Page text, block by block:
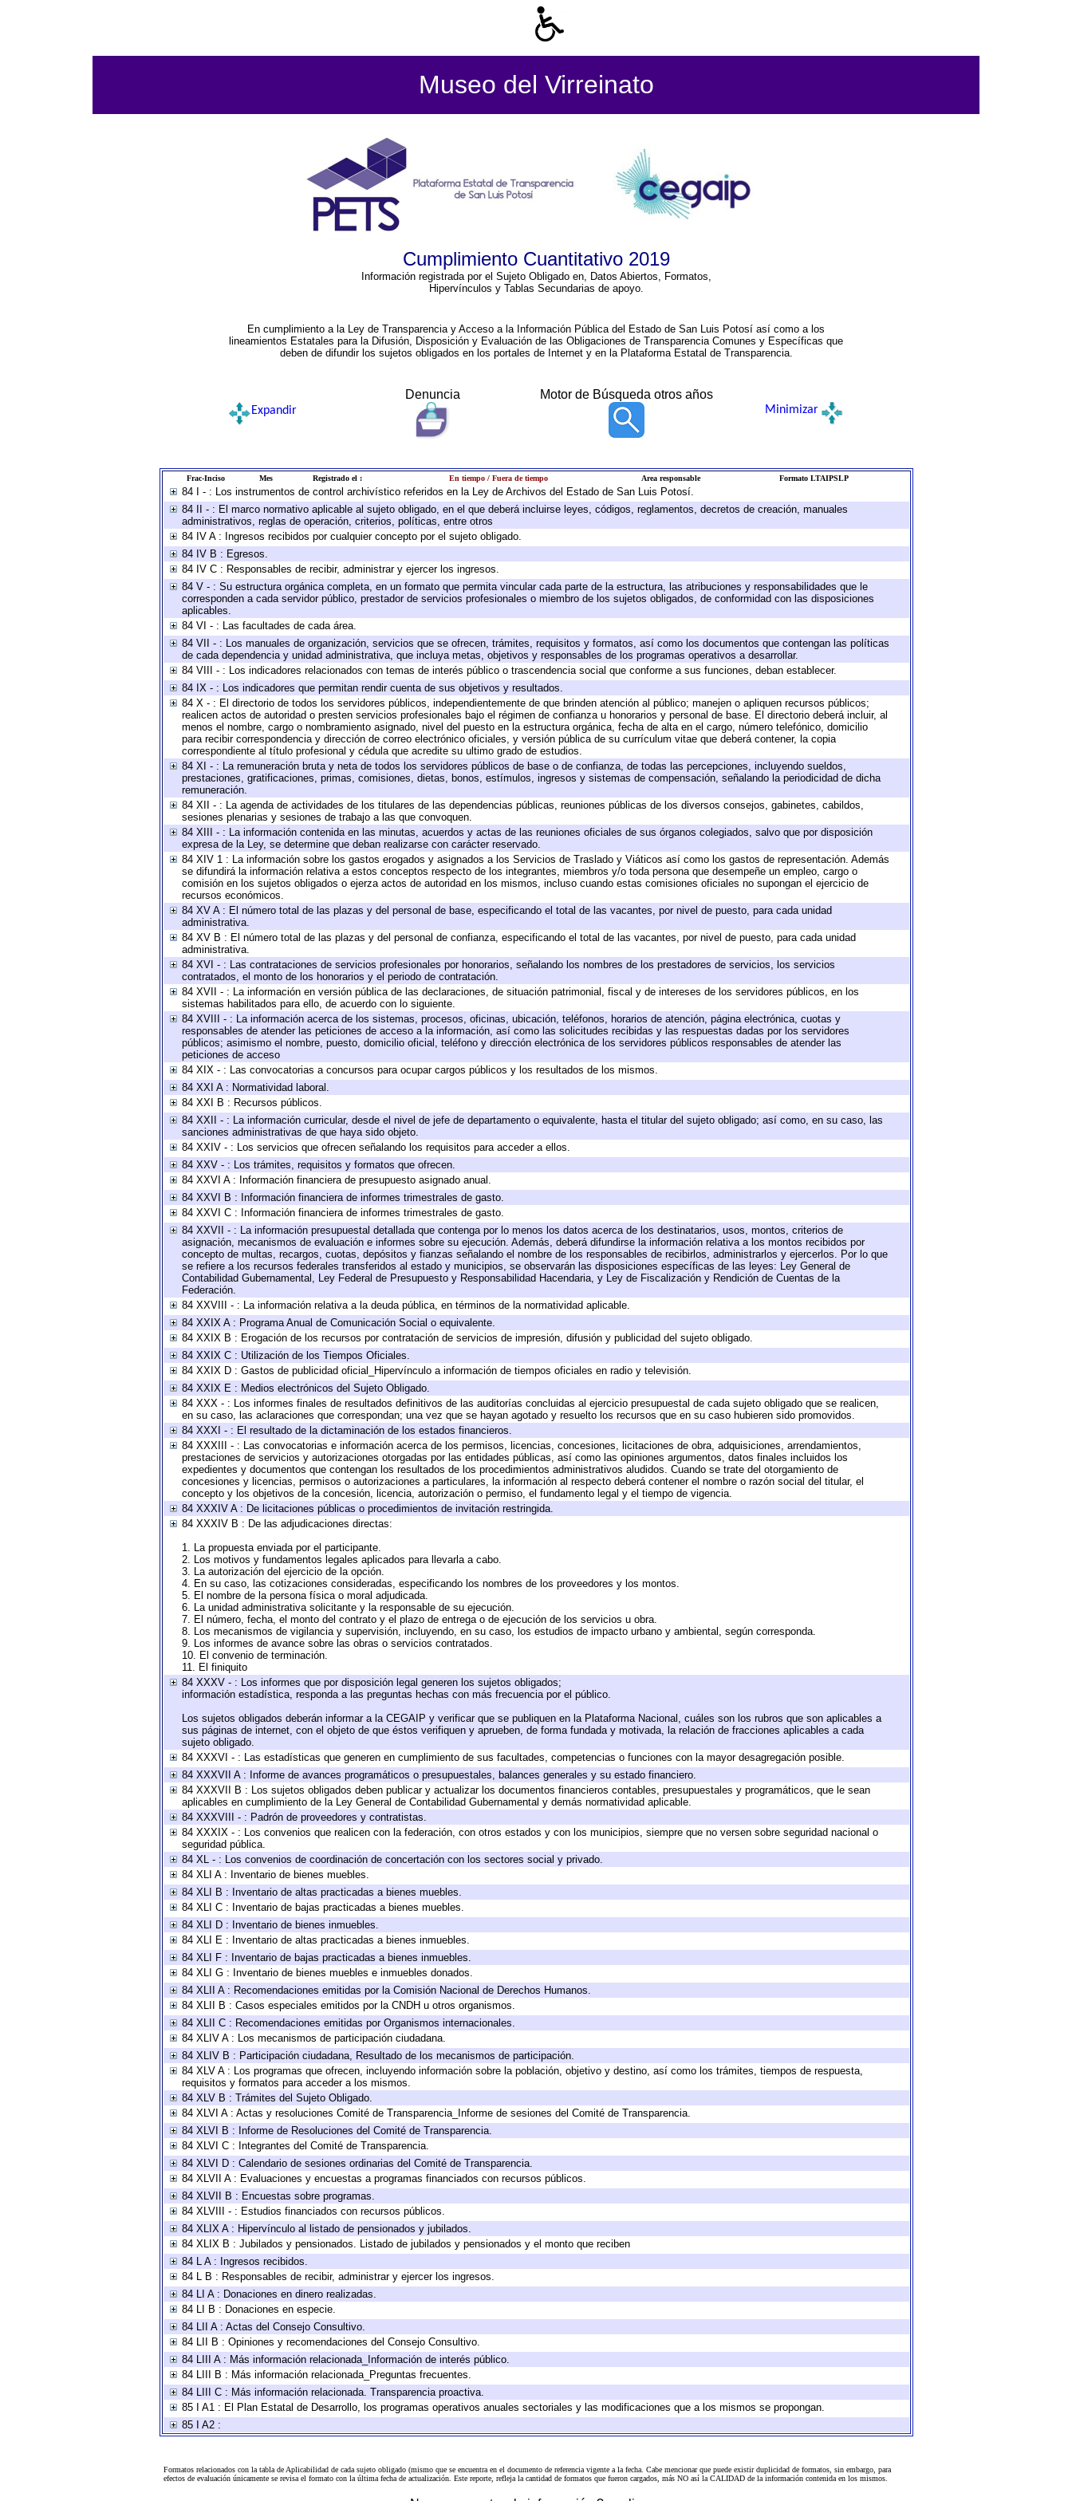
Museo del Virreinato
Cumplimiento Cuantitativo 2019
Información registrada por el Sujeto Obligado en, Datos Abiertos, Formatos,
Hipervínculos y Tablas Secundarias de apoyo.
En cumplimiento a la Ley de Transparencia y Acceso a la Información Pública del Estado de San Luis Potosí así como a los
lineamientos Estatales para la Difusión, Disposición y Evaluación de las Obligaciones de Transparencia Comunes y Específicas que
deben de difundir los sujetos obligados en los portales de Internet y en la Plataforma Estatal de Transparencia.
Denuncia Motor de Búsqueda otros años
Expandir Minimizar
Frac-Inciso Mes Registrado el : En tiempo / Fuera de tiempo Area responsable Formato LTAIPSLP
84 I - : Los instrumentos de control archivístico referidos en la Ley de Archivos del Estado de San Luis Potosí.
84 II - : El marco normativo aplicable al sujeto obligado, en el que deberá incluirse leyes, códigos, reglamentos, decretos de creación, manuales
administrativos, reglas de operación, criterios, políticas, entre otros
84 IV A : Ingresos recibidos por cualquier concepto por el sujeto obligado.
84 IV B : Egresos.
84 IV C : Responsables de recibir, administrar y ejercer los ingresos.
84 V - : Su estructura orgánica completa, en un formato que permita vincular cada parte de la estructura, las atribuciones y responsabilidades que le
corresponden a cada servidor público, prestador de servicios profesionales o miembro de los sujetos obligados, de conformidad con las disposiciones
aplicables.
84 VI - : Las facultades de cada área.
84 VII - : Los manuales de organización, servicios que se ofrecen, trámites, requisitos y formatos, así como los documentos que contengan las políticas
de cada dependencia y unidad administrativa, que incluya metas, objetivos y responsables de los programas operativos a desarrollar.
84 VIII - : Los indicadores relacionados con temas de interés público o trascendencia social que conforme a sus funciones, deban establecer.
84 IX - : Los indicadores que permitan rendir cuenta de sus objetivos y resultados.
84 X - : El directorio de todos los servidores públicos, independientemente de que brinden atención al público; manejen o apliquen recursos públicos;
realicen actos de autoridad o presten servicios profesionales bajo el régimen de confianza u honorarios y personal de base. El directorio deberá incluir, al
menos el nombre, cargo o nombramiento asignado, nivel del puesto en la estructura orgánica, fecha de alta en el cargo, número telefónico, domicilio
para recibir correspondencia y dirección de correo electrónico oficiales, y versión pública de su currículum vitae que deberá contener, la copia
correspondiente al título profesional y cédula que acredite su ultimo grado de estudios.
84 XI - : La remuneración bruta y neta de todos los servidores públicos de base o de confianza, de todas las percepciones, incluyendo sueldos,
prestaciones, gratificaciones, primas, comisiones, dietas, bonos, estímulos, ingresos y sistemas de compensación, señalando la periodicidad de dicha
remuneración.
84 XII - : La agenda de actividades de los titulares de las dependencias públicas, reuniones públicas de los diversos consejos, gabinetes, cabildos,
sesiones plenarias y sesiones de trabajo a las que convoquen.
84 XIII - : La información contenida en las minutas, acuerdos y actas de las reuniones oficiales de sus órganos colegiados, salvo que por disposición
expresa de la Ley, se determine que deban realizarse con carácter reservado.
84 XIV 1 : La información sobre los gastos erogados y asignados a los Servicios de Traslado y Viáticos así como los gastos de representación. Además
se difundirá la información relativa a estos conceptos respecto de los integrantes, miembros y/o toda persona que desempeñe un empleo, cargo o
comisión en los sujetos obligados o ejerza actos de autoridad en los mismos, incluso cuando estas comisiones oficiales no supongan el ejercicio de
recursos económicos.
84 XV A : El número total de las plazas y del personal de base, especificando el total de las vacantes, por nivel de puesto, para cada unidad
administrativa.
84 XV B : El número total de las plazas y del personal de confianza, especificando el total de las vacantes, por nivel de puesto, para cada unidad
administrativa.
84 XVI - : Las contrataciones de servicios profesionales por honorarios, señalando los nombres de los prestadores de servicios, los servicios
contratados, el monto de los honorarios y el periodo de contratación.
84 XVII - : La información en versión pública de las declaraciones, de situación patrimonial, fiscal y de intereses de los servidores públicos, en los
sistemas habilitados para ello, de acuerdo con lo siguiente.
84 XVIII - : La información acerca de los sistemas, procesos, oficinas, ubicación, teléfonos, horarios de atención, página electrónica, cuotas y
responsables de atender las peticiones de acceso a la información, así como las solicitudes recibidas y las respuestas dadas por los servidores
públicos; asimismo el nombre, puesto, domicilio oficial, teléfono y dirección electrónica de los servidores públicos responsables de atender las
peticiones de acceso
84 XIX - : Las convocatorias a concursos para ocupar cargos públicos y los resultados de los mismos.
84 XXI A : Normatividad laboral.
84 XXI B : Recursos públicos.
84 XXII - : La información curricular, desde el nivel de jefe de departamento o equivalente, hasta el titular del sujeto obligado; así como, en su caso, las
sanciones administrativas de que haya sido objeto.
84 XXIV - : Los servicios que ofrecen señalando los requisitos para acceder a ellos.
84 XXV - : Los trámites, requisitos y formatos que ofrecen.
84 XXVI A : Información financiera de presupuesto asignado anual.
84 XXVI B : Información financiera de informes trimestrales de gasto.
84 XXVI C : Información financiera de informes trimestrales de gasto.
84 XXVII - : La información presupuestal detallada que contenga por lo menos los datos acerca de los destinatarios, usos, montos, criterios de
asignación, mecanismos de evaluación e informes sobre su ejecución. Además, deberá difundirse la información relativa a los montos recibidos por
concepto de multas, recargos, cuotas, depósitos y fianzas señalando el nombre de los responsables de recibirlos, administrarlos y ejercerlos. Por lo que
se refiere a los recursos federales transferidos al estado y municipios, se observarán las disposiciones específicas de las leyes: Ley General de
Contabilidad Gubernamental, Ley Federal de Presupuesto y Responsabilidad Hacendaria, y Ley de Fiscalización y Rendición de Cuentas de la
Federación.
84 XXVIII - : La información relativa a la deuda pública, en términos de la normatividad aplicable.
84 XXIX A : Programa Anual de Comunicación Social o equivalente.
84 XXIX B : Erogación de los recursos por contratación de servicios de impresión, difusión y publicidad del sujeto obligado.
84 XXIX C : Utilización de los Tiempos Oficiales.
84 XXIX D : Gastos de publicidad oficial_Hipervínculo a información de tiempos oficiales en radio y televisión.
84 XXIX E : Medios electrónicos del Sujeto Obligado.
84 XXX - : Los informes finales de resultados definitivos de las auditorías concluidas al ejercicio presupuestal de cada sujeto obligado que se realicen,
en su caso, las aclaraciones que correspondan; una vez que se hayan agotado y resuelto los recursos que en su caso hubieren sido promovidos.
84 XXXI - : El resultado de la dictaminación de los estados financieros.
84 XXXIII - : Las convocatorias e información acerca de los permisos, licencias, concesiones, licitaciones de obra, adquisiciones, arrendamientos,
prestaciones de servicios y autorizaciones otorgadas por las entidades públicas, así como las opiniones argumentos, datos finales incluidos los
expedientes y documentos que contengan los resultados de los procedimientos administrativos aludidos. Cuando se trate del otorgamiento de
concesiones y licencias, permisos o autorizaciones a particulares, la información al respecto deberá contener el nombre o razón social del titular, el
concepto y los objetivos de la concesión, licencia, autorización o permiso, el fundamento legal y el tiempo de vigencia.
84 XXXIV A : De licitaciones públicas o procedimientos de invitación restringida.
84 XXXIV B : De las adjudicaciones directas:
1. La propuesta enviada por el participante.
2. Los motivos y fundamentos legales aplicados para llevarla a cabo.
3. La autorización del ejercicio de la opción.
4. En su caso, las cotizaciones consideradas, especificando los nombres de los proveedores y los montos.
5. El nombre de la persona física o moral adjudicada.
6. La unidad administrativa solicitante y la responsable de su ejecución.
7. El número, fecha, el monto del contrato y el plazo de entrega o de ejecución de los servicios u obra.
8. Los mecanismos de vigilancia y supervisión, incluyendo, en su caso, los estudios de impacto urbano y ambiental, según corresponda.
9. Los informes de avance sobre las obras o servicios contratados.
10. El convenio de terminación.
11. El finiquito
84 XXXV - : Los informes que por disposición legal generen los sujetos obligados;
información estadística, responda a las preguntas hechas con más frecuencia por el público.
Los sujetos obligados deberán informar a la CEGAIP y verificar que se publiquen en la Plataforma Nacional, cuáles son los rubros que son aplicables a
sus páginas de internet, con el objeto de que éstos verifiquen y aprueben, de forma fundada y motivada, la relación de fracciones aplicables a cada
sujeto obligado.
84 XXXVI - : Las estadísticas que generen en cumplimiento de sus facultades, competencias o funciones con la mayor desagregación posible.
84 XXXVII A : Informe de avances programáticos o presupuestales, balances generales y su estado financiero.
84 XXXVII B : Los sujetos obligados deben publicar y actualizar los documentos financieros contables, presupuestales y programáticos, que le sean
aplicables en cumplimiento de la Ley General de Contabilidad Gubernamental y demás normatividad aplicable.
84 XXXVIII - : Padrón de proveedores y contratistas.
84 XXXIX - : Los convenios que realicen con la federación, con otros estados y con los municipios, siempre que no versen sobre seguridad nacional o
seguridad pública.
84 XL - : Los convenios de coordinación de concertación con los sectores social y privado.
84 XLI A : Inventario de bienes muebles.
84 XLI B : Inventario de altas practicadas a bienes muebles.
84 XLI C : Inventario de bajas practicadas a bienes muebles.
84 XLI D : Inventario de bienes inmuebles.
84 XLI E : Inventario de altas practicadas a bienes inmuebles.
84 XLI F : Inventario de bajas practicadas a bienes inmuebles.
84 XLI G : Inventario de bienes muebles e inmuebles donados.
84 XLII A : Recomendaciones emitidas por la Comisión Nacional de Derechos Humanos.
84 XLII B : Casos especiales emitidos por la CNDH u otros organismos.
84 XLII C : Recomendaciones emitidas por Organismos internacionales.
84 XLIV A : Los mecanismos de participación ciudadana.
84 XLIV B : Participación ciudadana, Resultado de los mecanismos de participación.
84 XLV A : Los programas que ofrecen, incluyendo información sobre la población, objetivo y destino, así como los trámites, tiempos de respuesta,
requisitos y formatos para acceder a los mismos.
84 XLV B : Trámites del Sujeto Obligado.
84 XLVI A : Actas y resoluciones Comité de Transparencia_Informe de sesiones del Comité de Transparencia.
84 XLVI B : Informe de Resoluciones del Comité de Transparencia.
84 XLVI C : Integrantes del Comité de Transparencia.
84 XLVI D : Calendario de sesiones ordinarias del Comité de Transparencia.
84 XLVII A : Evaluaciones y encuestas a programas financiados con recursos públicos.
84 XLVII B : Encuestas sobre programas.
84 XLVIII - : Estudios financiados con recursos públicos.
84 XLIX A : Hipervínculo al listado de pensionados y jubilados.
84 XLIX B : Jubilados y pensionados. Listado de jubilados y pensionados y el monto que reciben
84 L A : Ingresos recibidos.
84 L B : Responsables de recibir, administrar y ejercer los ingresos.
84 LI A : Donaciones en dinero realizadas.
84 LI B : Donaciones en especie.
84 LII A : Actas del Consejo Consultivo.
84 LII B : Opiniones y recomendaciones del Consejo Consultivo.
84 LIII A : Más información relacionada_Información de interés público.
84 LIII B : Más información relacionada_Preguntas frecuentes.
84 LIII C : Más información relacionada. Transparencia proactiva.
85 I A1 : El Plan Estatal de Desarrollo, los programas operativos anuales sectoriales y las modificaciones que a los mismos se propongan.
85 I A2 :
Formatos relacionados con la tabla de Aplicabilidad de cada sujeto obligado (mismo que se encuentra en el documento de referenciavigente a la fecha. Cabe mencionar que puede existir duplicidad de formatos, sin embargo, para
efectos de evaluación únicamente se revisa el formato con la última fecha de actualización. Este reporte, refleja la cantidad de formatos que fueron cargados, más NO así la CALIDAD de la información contenida en los mismos.